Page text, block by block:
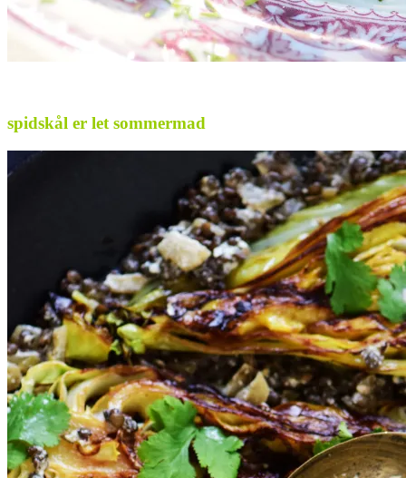
spidskål er let sommermad